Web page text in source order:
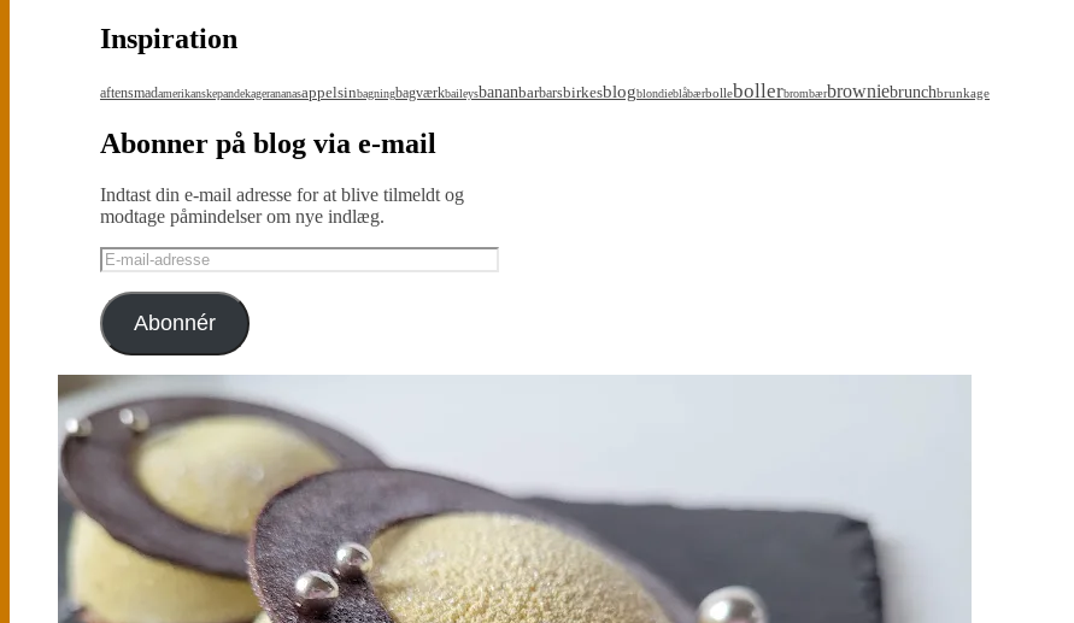
Inspiration
aftensmadamerikanskepandekagerananasappelsinbagningbagværkbaileysbananbarbarsbirkesblogblondieblåbærbollebollerbrombærbrowniebrunchbrunkage
Abonner på blog via e-mail
Indtast din e-mail adresse for at blive tilmeldt og
modtage påmindelser om nye indlæg.
E-
mail-
adresse
Abonnér